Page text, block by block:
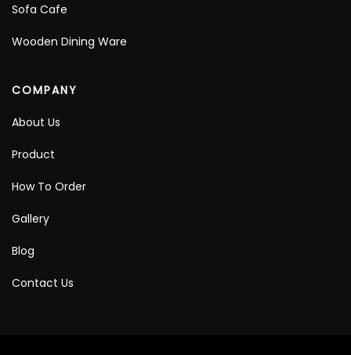
Sofa Cafe
Wooden Dining Ware
COMPANY
About Us
Product
How To Order
Gallery
Blog
Contact Us